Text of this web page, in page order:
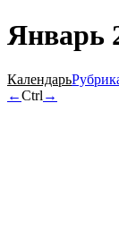
Январь
Календарь
←Ctrl →